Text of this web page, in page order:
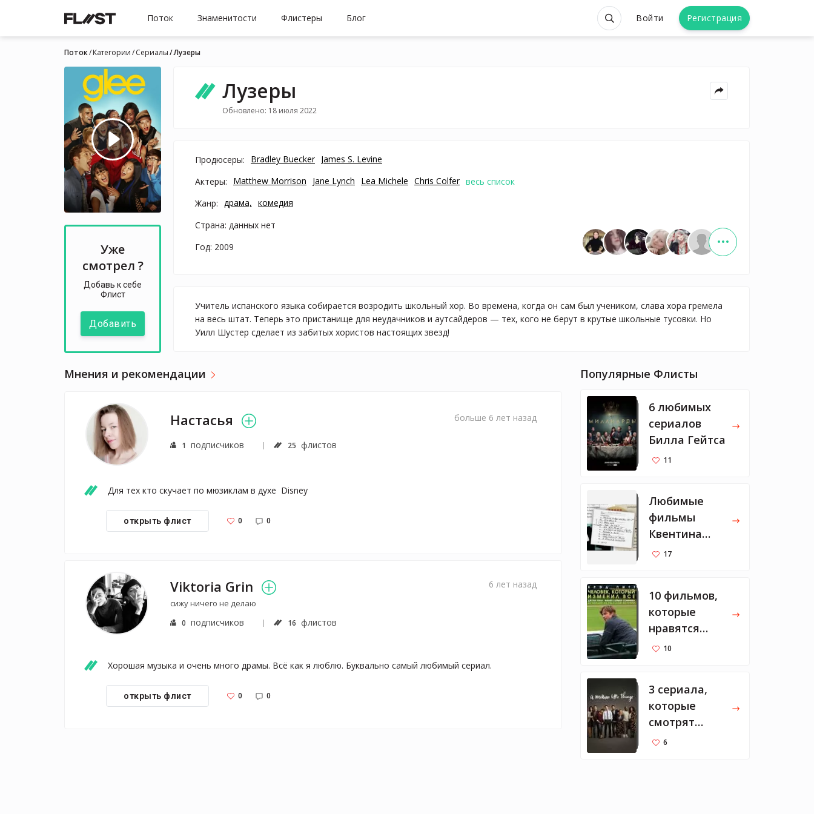
Поток Знаменитости Флистеры Блог Войти Регистрация
Поток Категории Cериалы Лузеры
Уже
смотрел ?
Добавь к себе
Флист
Добавить
Лузеры
Обновлено: 18 июля 2022
Продюсеры: Bradley Buecker James S. Levine
Актеры:
Matthew Morrison Jane Lynch Lea Michele Chris Colfer весь список
Жанр:
драма, комедия
Страна: данных нет
Год: 2009
Учитель испанского языка собирается возродить школьный хор. Во времена, когда он сам был учеником, слава хора гремела
на весь штат. Теперь это пристанище для неудачников и аутсайдеров — тех, кого не берут в крутые школьные тусовки. Но
Уилл Шустер сделает из забитых хористов настоящих звезд!
Мнения и рекомендации
Настасья
1 подписчиков 25 флистов
больше 6 лет назад
Для тех кто скучает по мюзиклам в духе  Disney
открыть флист 0 0
Viktoria Grin
сижу ничего не делаю
0 подписчиков 16 флистов
6 лет назад
Хорошая музыка и очень много драмы. Всё как я люблю. Буквально самый любимый сериал.
открыть флист 0 0
Популярные Флисты
6 любимых
сериалов
Билла Гейтса
11
Любимые
фильмы
Квентина
Тарантино
17
10 фильмов,
которые
нравятся
Марку
10
3 сериала,
которые
смотрят
Мелинда и
6